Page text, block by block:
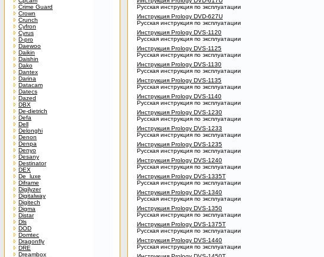
Crime Guard
Crown
Crunch
Cyfron
Cyrus
D-pro
Daewoo
Daikin
Daishin
Dako
Dantex
Darina
Datacam
Datecs
Dazed
DBX
De-dietrich
Defa
Dell
Delonghi
Denon
Denpa
Denyo
Desany
Destinator
DEX
De_luxe
Diframe
Digilyzer
Digitalway
Digitech
Digma
Distar
Dls
DOD
Domtec
Dragonfly
DRE
Dreambox
Русская инструкция по эксплуатации
Инструкция Prology DVD-627U
Русская инструкция по эксплуатации
Инструкция Prology DVS-1120
Русская инструкция по эксплуатации
Инструкция Prology DVS-1125
Русская инструкция по эксплуатации
Инструкция Prology DVS-1130
Русская инструкция по эксплуатации
Инструкция Prology DVS-1135
Русская инструкция по эксплуатации
Инструкция Prology DVS-1140
Русская инструкция по эксплуатации
Инструкция Prology DVS-1230
Русская инструкция по эксплуатации
Инструкция Prology DVS-1233
Русская инструкция по эксплуатации
Инструкция Prology DVS-1235
Русская инструкция по эксплуатации
Инструкция Prology DVS-1240
Русская инструкция по эксплуатации
Инструкция Prology DVS-1335T
Русская инструкция по эксплуатации
Инструкция Prology DVS-1340
Русская инструкция по эксплуатации
Инструкция Prology DVS-1350
Русская инструкция по эксплуатации
Инструкция Prology DVS-1375T
Русская инструкция по эксплуатации
Инструкция Prology DVS-1440
Русская инструкция по эксплуатации